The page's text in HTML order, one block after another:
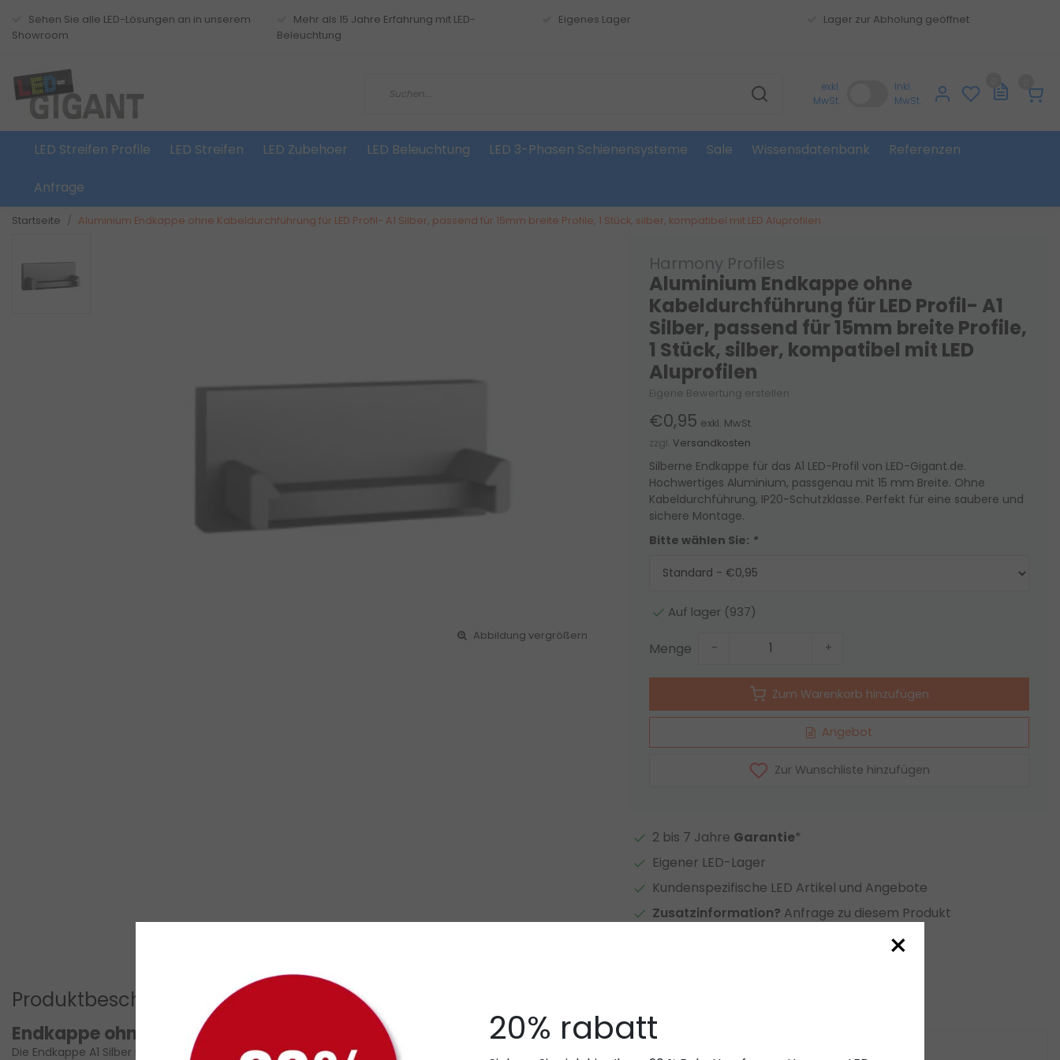
Sehen Sie alle LED-Lösungen an in unserem
Showroom
Mehr als 15 Jahre Erfahrung mit LED-
Beleuchtung
Eigenes Lager Lager zur Abholung geöffnet
exkl.
MwSt.
Inkl.
MwSt.
LED Streifen Profile LED Streifen LED Zubehoer LED Beleuchtung LED 3-Phasen Schienensysteme Sale Wissensdatenbank Referenzen
Anfrage
Startseite Aluminium Endkappe ohne Kabeldurchführung für LED Profil- A1 Silber, passend für 15mm breite Profile, 1 Stück, silber, kompatibel mit LED Aluprofilen
Abbildung vergrößern
Harmony Profiles
Aluminium Endkappe ohne
Kabeldurchführung für LED Profil- A1
Silber, passend für 15mm breite Profile,
1 Stück, silber, kompatibel mit LED
Aluprofilen
Eigene Bewertung erstellen
€0,95 exkl. MwSt.
zzgl. Versandkosten
Silberne Endkappe für das A1 LED-Profil von LED-Gigant.de.
Hochwertiges Aluminium, passgenau mit 15 mm Breite. Ohne
Kabeldurchführung, IP20-Schutzklasse. Perfekt für eine saubere und
sichere Montage.
Bitte wählen Sie: *
Auf lager (937)
Menge - +
Zum Warenkorb hinzufügen
Angebot
Zur Wunschliste hinzufügen
2 bis 7 Jahre Garantie*
Eigener LED-Lager
Kundenspezifische LED Artikel und Angebote
Zusatzinformation? Anfrage zu diesem Produkt
Produktbeschreibung
Endkappe ohne Kabeldurchführung – 301Silber
Die Endkappe A1 Silber
ist speziell für das Aluminium-LED-Profil konzipiert und mit einer passenden
×
20% rabatt